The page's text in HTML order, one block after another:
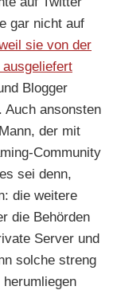
gar nicht auf
sie von der
Blogger
Auch ansonsten
der mit
Community
sei denn,
die weitere
die Behörden
Server und
solche streng